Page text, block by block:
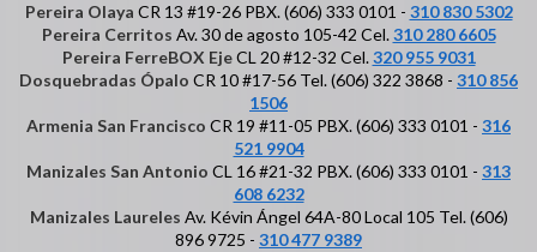
Pereira Olaya CR 13 #19-26 PBX. (606) 333 0101 - 310 830 5302
Pereira Cerritos Av. 30 de agosto 105-42 Cel.310 280 6605
Pereira FerreBOX EjeCL 20 #12-32 Cel.320 955 9031
Dosquebradas Ópalo CR 10 #17-56 Tel. (606) 322 3868 - 310 856
1506
Armenia San Francisco CR 19 #11-05 PBX. (606) 333 0101 - 316
521 9904
Manizales San Antonio CL 16 #21-32 PBX. (606) 333 0101 - 313
608 6232
Manizales Laureles Av. Kévin Ángel 64A-80 Local 105 Tel. (606)
896 9725 - 310 477 9389